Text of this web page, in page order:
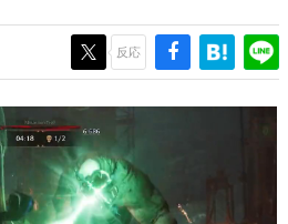
作家たち
影響を受けた作家さんに取材し、ゲームが
ゲーム産業史
ーム史における主要なトピック・タイト
、開発者へのインタビューや識者による
20年の歴史が一望できる決定版！
反応